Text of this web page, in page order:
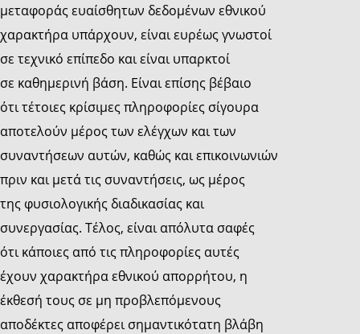
μεταφοράς ευαίσθητων δεδομένων εθνικού
χαρακτήρα υπάρχουν, είναι ευρέως γνωστοί
σε τεχνικό επίπεδο και είναι υπαρκτοί
σε καθημερινή βάση. Είναι επίσης βέβαιο
ότι τέτοιες κρίσιμες πληροφορίες σίγουρα
αποτελούν μέρος των ελέγχων και των
συναντήσεων αυτών, καθώς και επικοινωνιών
πριν και μετά τις συναντήσεις, ως μέρος
της φυσιολογικής διαδικασίας και
συνεργασίας. Τέλος, είναι απόλυτα σαφές
ότι κάποιες από τις πληροφορίες αυτές
έχουν χαρακτήρα εθνικού απορρήτου, η
έκθεσή τους σε μη προβλεπόμενους
αποδέκτες αποφέρει σημαντικότατη βλάβη